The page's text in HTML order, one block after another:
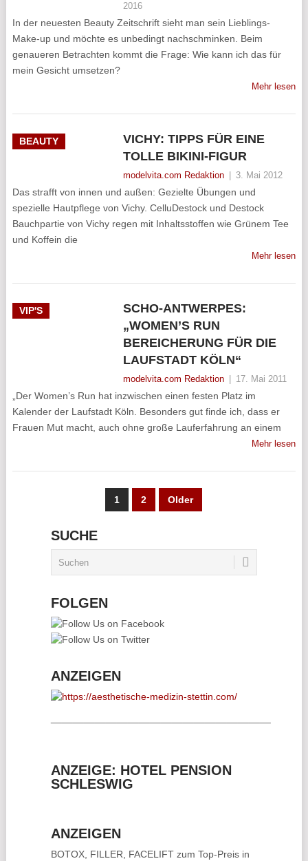
2016
In der neuesten Beauty Zeitschrift sieht man sein Lieblings-
Make-up und möchte es unbedingt nachschminken. Beim
genaueren Betrachten kommt die Frage: Wie kann ich das für
mein Gesicht umsetzen?
Mehr lesen
BEAUTY
VICHY: TIPPS FÜR EINE
TOLLE BIKINI-FIGUR
modelvita.com Redaktion 3. Mai 2012
Das strafft von innen und außen: Gezielte Übungen und
spezielle Hautpflege von Vichy. CelluDestock und Destock
Bauchpartie von Vichy regen mit Inhaltsstoffen wie Grünem Tee
und Koffein die
Mehr lesen
VIP'S
SCHO-ANTWERPES:
„WOMEN’S RUN
BEREICHERUNG FÜR DIE
LAUFSTADT KÖLN“
modelvita.com Redaktion 17. Mai 2011
„Der Women’s Run hat inzwischen einen festen Platz im
Kalender der Laufstadt Köln. Besonders gut finde ich, dass er
Frauen Mut macht, auch ohne große Lauferfahrung an einem
Mehr lesen
SEITENNUMMERIERUNG
BEITRÄGE
1 2 Older
SUCHE
FOLGEN
ANZEIGEN
ANZEIGE: HOTEL PENSION
SCHLESWIG
ANZEIGEN
BOTOX, FILLER, FACELIFTzum Top-Preis in